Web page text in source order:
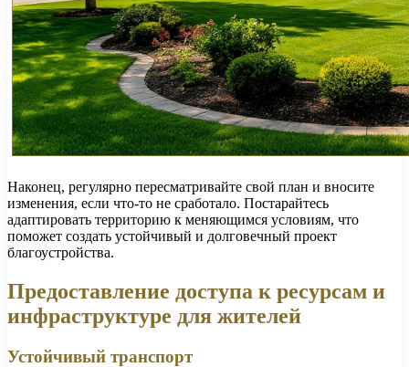
Наконец, регулярно пересматривайте свой план и вносите
изменения, если что-то не сработало. Постарайтесь
адаптировать территорию к меняющимся условиям, что
поможет создать устойчивый и долговечный проект
благоустройства.
Предоставление доступа к ресурсам и
инфраструктуре для жителей
Устойчивый транспорт